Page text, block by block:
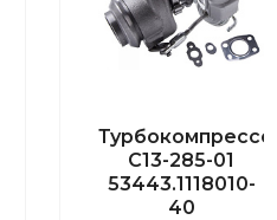
Турбокомпрессор
С13-285-01
53443.1118010-
40